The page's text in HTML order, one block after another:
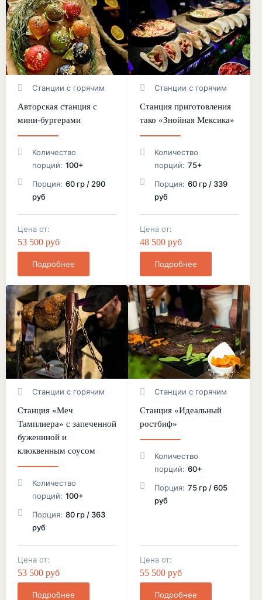
Станции с горячим
Авторская станция с
мини-бургерами
Количество
порций: 100+
Порция: 60 гр / 290
руб
Цена от:
53 500 руб
Подробнее
Станции с горячим
Станция приготовления
тако «Знойная Мексика»
Количество
порций: 75+
Порция: 60 гр / 339
руб
Цена от:
48 500 руб
Подробнее
Станции с горячим
Станция «Меч
Тамплиера» с запеченной
бужениной и
клюквенным соусом
Количество
порций: 100+
Порция: 80 гр / 363
руб
Цена от:
53 500 руб
Подробнее
Станции с горячим
Станция «Идеальный
ростбиф»
Количество
порций: 60+
Порция: 75 гр / 605
руб
Цена от:
55 500 руб
Подробнее